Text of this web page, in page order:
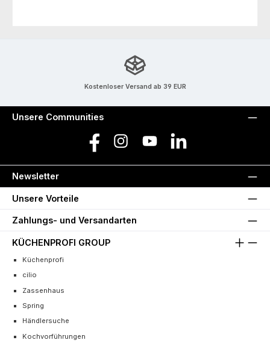
Kostenloser Versand ab 39 EUR
Unsere Communities
Facebook Instagram YouTube LinkedIn
Newsletter
Unsere Vorteile
Zahlungs- und Versandarten
KÜCHENPROFI GROUP
Küchenprofi
cilio
Zassenhaus
Spring
Händlersuche
Kochvorführungen